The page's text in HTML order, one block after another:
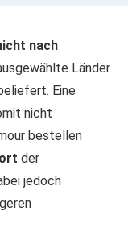
nach
Länder
Eine
nicht
bestellen
der
jedoch